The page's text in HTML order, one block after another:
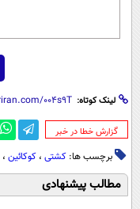
لینک کوتاه:
‌گزارش خطا در خبر
برچسب ها: کشتی ، کوکائین ،
مطالب پیشنهادی